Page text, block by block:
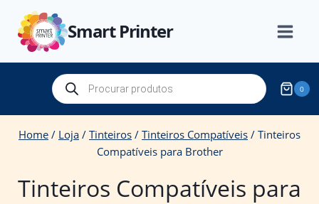
content
Smart Printer
Products
search 0
Home / Loja / Tinteiros / Tinteiros Compatíveis / Tinteiros
Compatíveis para Brother
Tinteiros Compatíveis para